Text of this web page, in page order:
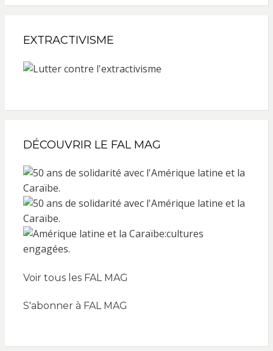
EXTRACTIVISME
DÉCOUVRIR LE FAL MAG
Voir tous les FAL MAG
S'abonner à FAL MAG